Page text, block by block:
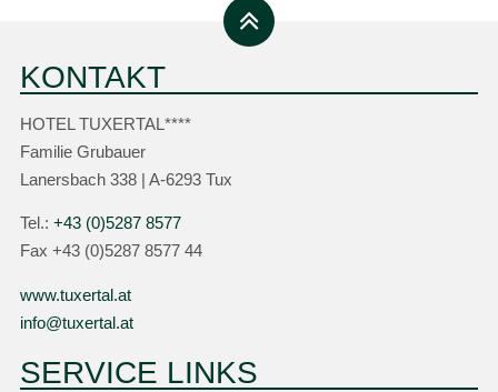
KONTAKT
HOTEL TUXERTAL****
Familie Grubauer
Lanersbach 338 | A-6293 Tux
Tel.:+43 (0)5287 8577
Fax +43 (0)5287 8577 44
www.tuxertal.at
info@tuxertal.at
SERVICE LINKS